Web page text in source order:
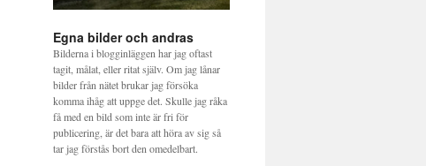
Egna bilder och andras
Bilderna i blogginläggen har jag oftast
tagit, målat, eller ritat själv. Om jag lånar
bilder från nätet brukar jag försöka
komma ihåg att uppge det. Skulle jag råka
få med en bild som inte är fri för
publicering, är det bara att höra av sig så
tar jag förstås bort den omedelbart.